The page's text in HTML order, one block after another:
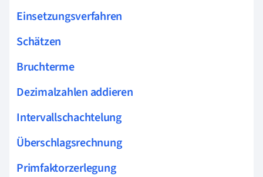
Einsetzungsverfahren
Schätzen
Bruchterme
Dezimalzahlen addieren
Intervallschachtelung
Überschlagsrechnung
Primfaktorzerlegung